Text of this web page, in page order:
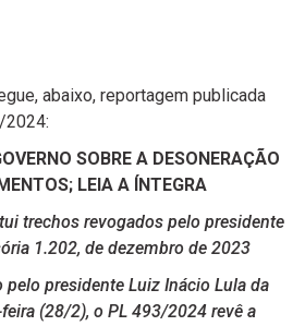
abaixo, reportagem publicada
SOBRE A DESONERAÇÃO
LEIA A ÍNTEGRA
trechos revogados pelo presidente
1.202, de dezembro de 2023
pelo presidente Luiz Inácio Lula da
(28/2), o PL 493/2024 revê a